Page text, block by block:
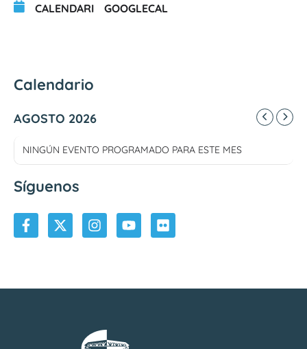
CALENDARI GOOGLECAL
Calendario
AGOSTO 2026
NINGÚN EVENTO PROGRAMADO PARA ESTE MES
Síguenos